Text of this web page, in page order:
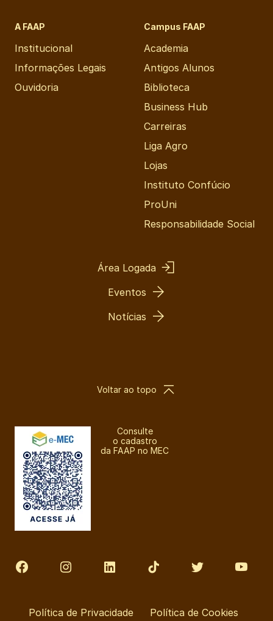
A FAAP
Institucional
Informações Legais
Ouvidoria
Campus FAAP
Academia
Antigos Alunos
Biblioteca
Business Hub
Carreiras
Liga Agro
Lojas
Instituto Confúcio
ProUni
Responsabilidade Social
Área Logada
Eventos
Notícias
Consulte
o cadastro
da FAAP no MEC
Voltar ao topo
Política de Privacidade
Política de Cookies